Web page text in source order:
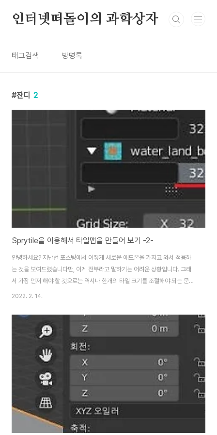
인터넷떠돌이의 과학상자
태그검색 방명록
잔디 2
Sprytile을 이용해서 타일맵을 만들어 보기 -2-
안녕하세요? 지난번 포스팅에서 어떻게 새로운 애드온을 가지고 와서 적용하
는 것을 보여드렸습니다만, 이게 전부라고 말하기는 어려운 상황입니다. 그래
서 가장 먼저 해야 할 것으로는 역시나 한개의 타일 크기를 조절해야 되는 문제
를 안고 있기는 있습니다. 먼저 위 스크린샷에서 보이는 32 X 32라는 사이즈
느냐 하면....... 이 32라고 되어 있는 숫자를 아예 64라고 2배로 올려 보도록
합니다. 이렇게 하는 것으로 이제 다음 작업에 들어가 보고자 하는 것이.........
이렇게 사이즈를 올리자, 이제 위 스크린샷에서 보이는 것과 같이 일단 타일 하
나의 크기가 64 X 64로 커진 것을 확인할 수 있기는 있습니다. 그리고 나서 ..
2022. 2. 14.